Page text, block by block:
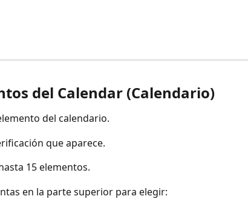
del Calendar (Calendario)
del calendario.
que aparece.
15 elementos.
en la parte superior para elegir: